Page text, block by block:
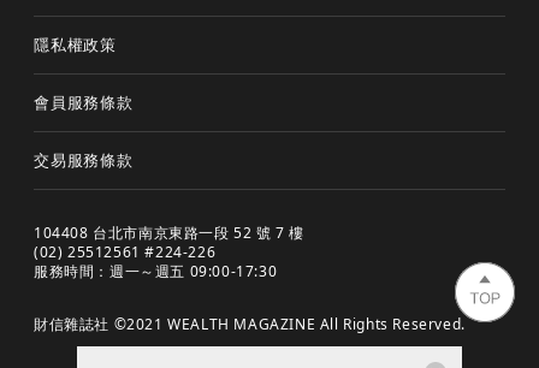
隱私權政策
會員服務條款
交易服務條款
104408 台北市南京東路一段 52 號 7 樓
(02) 25512561 #224-226
服務時間：週一～週五 09:00-17:30
財信雜誌社 ©2021 WEALTH MAGAZINE All Rights Reserved.